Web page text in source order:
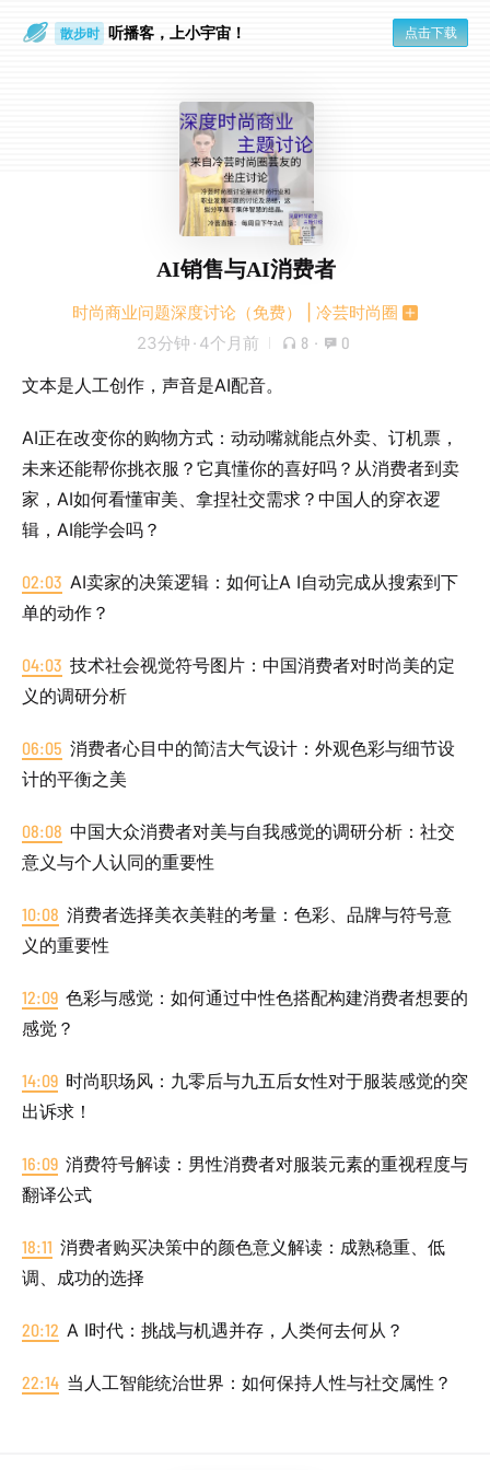
散步时 听播客，上小宇宙！ 点击下载
AI销售与AI消费者
时尚商业问题深度讨论（免费） | 冷芸时尚圈
23分钟 · 4个月前 8 · 0
文本是人工创作，声音是AI配音。
AI正在改变你的购物方式：动动嘴就能点外卖、订机票，
未来还能帮你挑衣服？它真懂你的喜好吗？从消费者到卖
家，AI如何看懂审美、拿捏社交需求？中国人的穿衣逻
辑，AI能学会吗？
02:03 AI卖家的决策逻辑：如何让A I自动完成从搜索到下
单的动作？
04:03 技术社会视觉符号图片：中国消费者对时尚美的定
义的调研分析
06:05 消费者心目中的简洁大气设计：外观色彩与细节设
计的平衡之美
08:08 中国大众消费者对美与自我感觉的调研分析：社交
意义与个人认同的重要性
10:08 消费者选择美衣美鞋的考量：色彩、品牌与符号意
义的重要性
12:09 色彩与感觉：如何通过中性色搭配构建消费者想要的
感觉？
14:09 时尚职场风：九零后与九五后女性对于服装感觉的突
出诉求！
16:09 消费符号解读：男性消费者对服装元素的重视程度与
翻译公式
18:11 消费者购买决策中的颜色意义解读：成熟稳重、低
调、成功的选择
20:12 A I时代：挑战与机遇并存，人类何去何从？
22:14 当人工智能统治世界：如何保持人性与社交属性？